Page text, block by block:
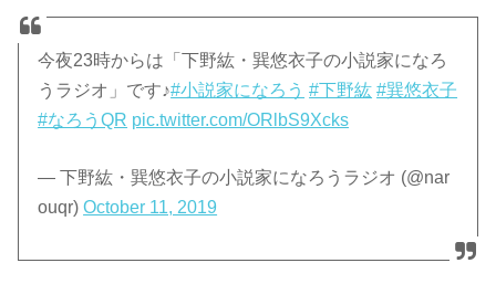
今夜23時からは「下野紘・巽悠衣子の小説家になろ
うラジオ」です♪#小説家になろう #下野紘 #巽悠衣子
#なろうQR pic.twitter.com/ORlbS9Xcks
— 下野紘・巽悠衣子の小説家になろうラジオ (@nar
ouqr)October 11, 2019